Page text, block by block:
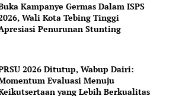
Kampanye Germas Dalam ISPS
Wali Kota Tebing Tinggi
Penurunan Stunting
2026 Ditutup, Wabup Dairi:
Evaluasi Menuju
yang Lebih Berkualitas